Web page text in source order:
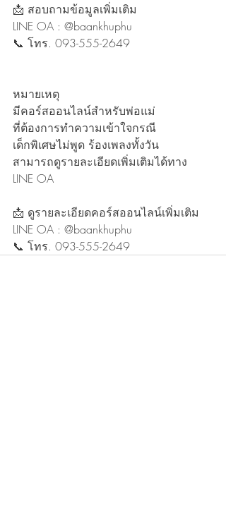
📩 สอบถามข้อมูลเพิ่มเติม
LINE OA : @baankhuphu
📞 โทร. 093-555-2649
หมายเหตุ
มีคอร์สออนไลน์สำหรับพ่อแม่
ที่ต้องการทำความเข้าใจกรณี
เด็กพิเศษไม่พูด ร้องเพลงทั้งวัน
สามารถดูรายละเอียดเพิ่มเติมได้ทาง
LINE OA
📩 ดูรายละเอียดคอร์สออนไลน์เพิ่มเติม
LINE OA : @baankhuphu
📞 โทร. 093-555-2649